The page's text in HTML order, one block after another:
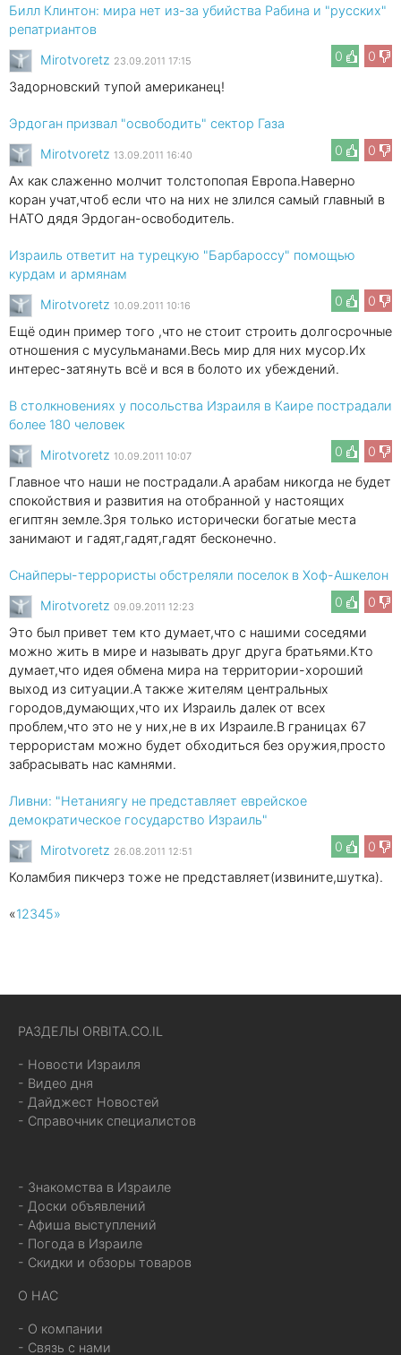
Билл Клинтон: мира нет из-за убийства Рабина и "русских"
репатриантов
0
0
Mirotvoretz 23.09.2011 17:15
Задорновский тупой американец!
Эрдоган призвал "освободить" сектор Газа
0
0
Mirotvoretz 13.09.2011 16:40
Ах как слаженно молчит толстопопая Европа.Наверно
коран учат,чтоб если что на них не злился самый главный в
НАТО дядя Эрдоган-освободитель.
Израиль ответит на турецкую "Барбароссу" помощью
курдам и армянам
0
0
Mirotvoretz 10.09.2011 10:16
Ещё один пример того ,что не стоит строить долгосрочные
отношения с мусульманами.Весь мир для них мусор.Их
интерес-затянуть всё и вся в болото их убеждений.
В столкновениях у посольства Израиля в Каире пострадали
более 180 человек
0
0
Mirotvoretz 10.09.2011 10:07
Главное что наши не пострадали.А арабам никогда не будет
спокойствия и развития на отобранной у настоящих
египтян земле.Зря только исторически богатые места
занимают и гадят,гадят,гадят бесконечно.
Снайперы-террористы обстреляли поселок в Хоф-Ашкелон
0
0
Mirotvoretz 09.09.2011 12:23
Это был привет тем кто думает,что с нашими соседями
можно жить в мире и называть друг друга братьями.Кто
думает,что идея обмена мира на территории-хороший
выход из ситуации.А также жителям центральных
городов,думающих,что их Израиль далек от всех
проблем,что это не у них,не в их Израиле.В границах 67
террористам можно будет обходиться без оружия,просто
забрасывать нас камнями.
Ливни: "Нетаниягу не представляет еврейское
демократическое государство Израиль"
0
0
Mirotvoretz 26.08.2011 12:51
Коламбия пикчерз тоже не представляет(извините,шутка).
«12345»
РАЗДЕЛЫ ORBITA.CO.IL
- Новости Израиля
- Видео дня
- Дайджест Новостей
- Справочник специалистов
- Знакомства в Израиле
- Доски объявлений
- Афиша выступлений
- Погода в Израиле
- Скидки и обзоры товаров
О НАС
- О компании
- Связь с нами